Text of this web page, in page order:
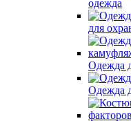
одежда
для
Одежда
Одежда